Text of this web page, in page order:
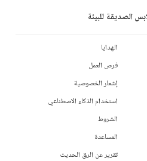
الصديقة للبيئة
الهدايا
فرص العمل
إشعار الخصوصية
استخدام الذكاء الاصطناعي
الشروط
المساعدة
تقرير عن الرق الحديث